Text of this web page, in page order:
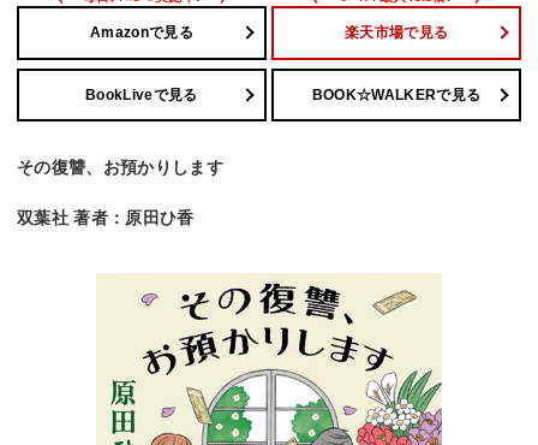
Amazonで見る 楽天市場で見る
BookLiveで見る BOOK☆WALKERで見る
その復讐、お預かりします
双葉社 著者：原田ひ香